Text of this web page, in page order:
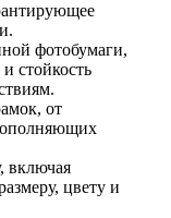
фотобумаги,
стойкость
от
включая
цвету и